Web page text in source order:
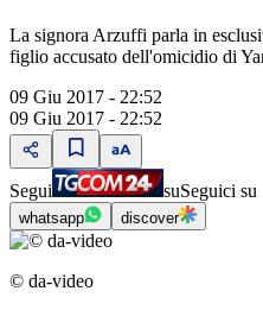
La signora Arzuffi parla in
figlio accusato dell'omicidio di
09 Giu 2017 - 22:52
09 Giu 2017 - 22:52
Segui suSeguici su
whatsapp discover
© da-video